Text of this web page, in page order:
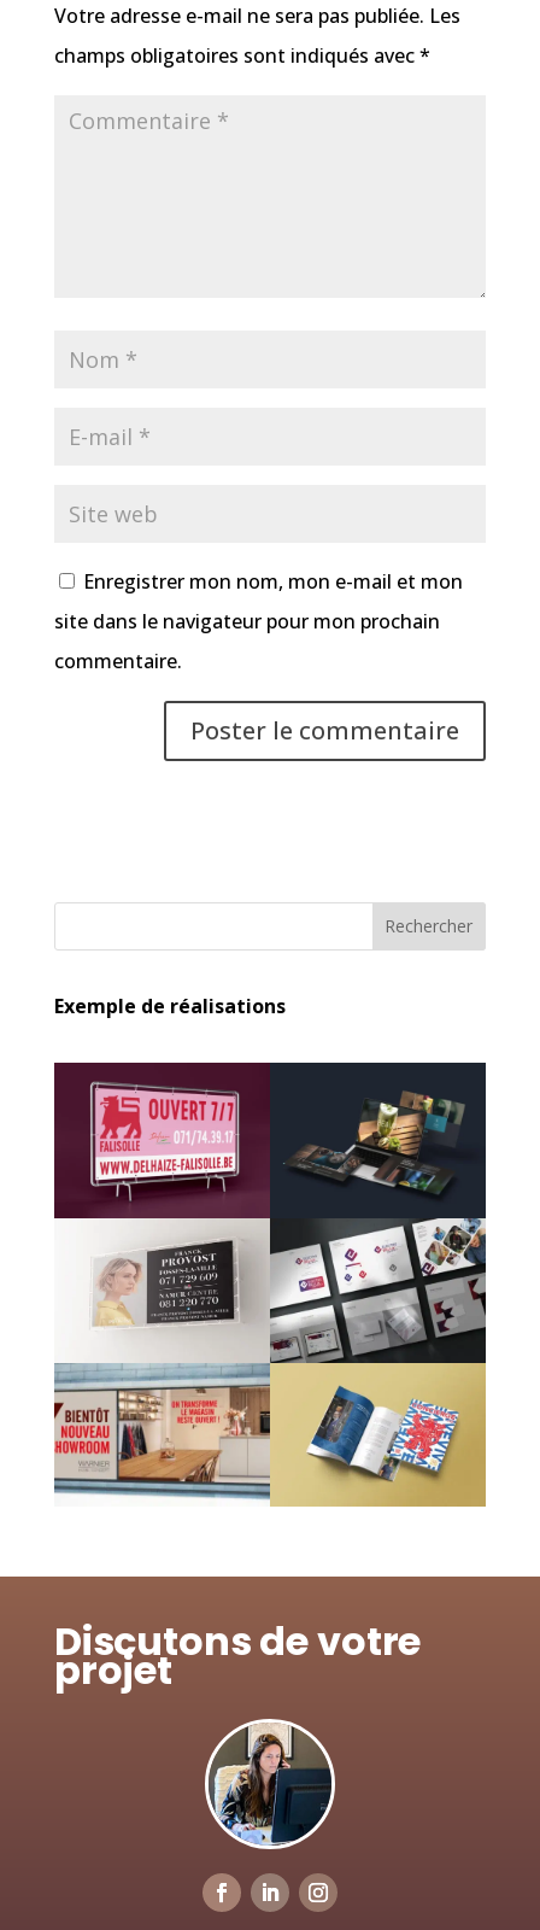
Votre adresse e-mail ne sera pas publiée. Les
champs obligatoires sont indiqués avec*
Enregistrer mon nom, mon e-mail et mon
site dans le navigateur pour mon prochain
commentaire.
Rechercher
Exemple de réalisations
Discutons de votre
projet